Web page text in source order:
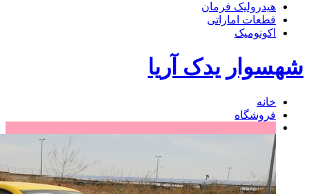
هیدرولیک فرمان
قطعات اماراتی
اکونومیک
شهسوار یدک آریا
خانه
فروشگاه